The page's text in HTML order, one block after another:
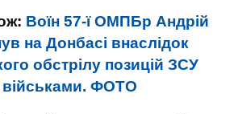
Воїн 57-ї ОМПБр Андрій
на Донбасі внаслідок
обстрілу позицій ЗСУ
військами. ФОТО